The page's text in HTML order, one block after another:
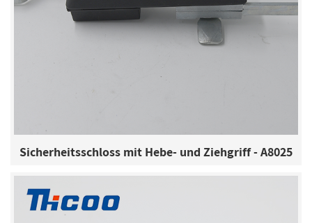
Sicherheitsschloss mit Hebe- und Ziehgriff - A8025